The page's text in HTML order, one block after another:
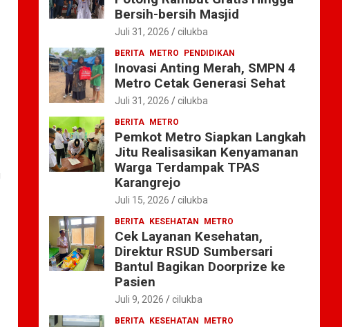
Bersih-bersih Masjid
Juli 31, 2026 cilukba
BERITA METRO PENDIDIKAN
Inovasi Anting Merah, SMPN 4
Metro Cetak Generasi Sehat
Juli 31, 2026 cilukba
BERITA METRO
Pemkot Metro Siapkan Langkah
Jitu Realisasikan Kenyamanan
Warga Terdampak TPAS
Karangrejo
Juli 15, 2026 cilukba
BERITA KESEHATAN METRO
Cek Layanan Kesehatan,
Direktur RSUD Sumbersari
Bantul Bagikan Doorprize ke
Pasien
Juli 9, 2026 cilukba
BERITA KESEHATAN METRO